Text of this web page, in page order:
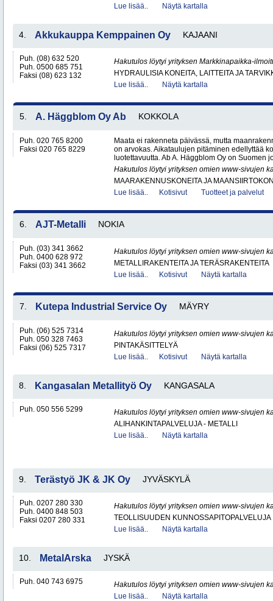
Lue lisää..
Näytä kartalla
4. Akkukauppa Kemppainen Oy KAJAANI
Puh. (08) 632 520
Puh. 0500 685 751
Faksi (08) 623 132
Hakutulos löytyi yrityksen Markkinapaikka-
HYDRAULISIA KONEITA, LAITTEITA JA
Lue lisää..
Näytä kartalla
5. A. Häggblom Oy Ab KOKKOLA
Puh. 020 765 8200
Faksi 020 765 8229
Maata ei rakenneta päivässä, mutta
on arvokas. Aikataulujen pitäminen edellyttää
luotettavuutta. Ab A. Häggblom Oy on Suomen
Hakutulos löytyi yrityksen omien www-sivujen
MAARAKENNUSKONEITA JA
Lue lisää..
Kotisivut Tuotteet ja palvelut
6. AJT-Metalli NOKIA
Puh. (03) 341 3662
Puh. 0400 628 972
Faksi (03) 341 3662
Hakutulos löytyi yrityksen omien www-sivujen
METALLIRAKENTEITA JA TERÄSRAKENTEITA
Lue lisää..
Kotisivut Näytä kartalla
7. Kutepa Industrial Service Oy MÄYRY
Puh. (06) 525 7314
Puh. 050 328 7463
Faksi (06) 525 7317
Hakutulos löytyi yrityksen omien www-sivujen
PINTAKÄSITTELYÄ
Lue lisää..
Kotisivut Näytä kartalla
8. Kangasalan Metallityö Oy KANGASALA
Puh. 050 556 5299
Hakutulos löytyi yrityksen omien www-sivujen
ALIHANKINTAPALVELUJA - METALLI
Lue lisää..
Näytä kartalla
9. Terästyö JK & JK Oy JYVÄSKYLÄ
Puh. 0207 280 330
Puh. 0400 848 503
Faksi 0207 280 331
Hakutulos löytyi yrityksen omien www-sivujen
TEOLLISUUDEN KUNNOSSAPITOPALVELUJA
Lue lisää..
Näytä kartalla
10. MetalArska JYSKÄ
Puh. 040 743 6975
Hakutulos löytyi yrityksen omien www-sivujen
Lue lisää..
Näytä kartalla